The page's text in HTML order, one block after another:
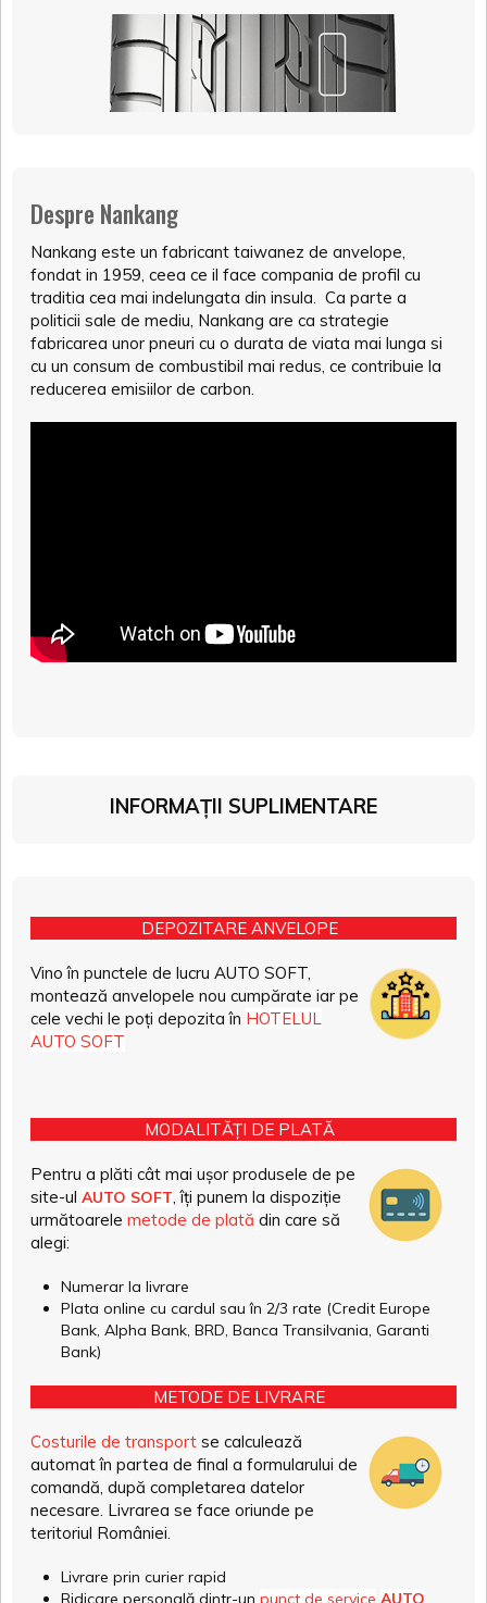
Despre Nankang
Nankang este un fabricant taiwanez de anvelope,
fondat in 1959, ceea ce il face compania de profil cu
traditia cea mai indelungata din insula. Ca parte a
politicii sale de mediu, Nankang are ca strategie
fabricarea unor pneuri cu o durata de viata mai lunga si
cu un consum de combustibil mai redus, ce contribuie la
reducerea emisiilor de carbon.
INFORMAȚII SUPLIMENTARE
DEPOZITARE ANVELOPE
Vino în punctele de lucru AUTO SOFT,
montează anvelopele nou cumpărate iar pe
cele vechi le poți depozita în HOTELUL
AUTO SOFT
MODALITĂȚI DE PLATĂ
Pentru a plăti cât mai ușor produsele de pe
site-ul AUTO SOFT, îți punem la dispoziție
următoarele metode de plată din care să
alegi:
Numerar la livrare
Plata online cu cardul sau în 2/3 rate (Credit Europe
Bank, Alpha Bank, BRD, Banca Transilvania, Garanti
Bank)
METODE DE LIVRARE
Costurile de transport se calculează
automat în partea de final a formularului de
comandă, după completarea datelor
necesare. Livrarea se face oriunde pe
teritoriul României.
Livrare prin curier rapid